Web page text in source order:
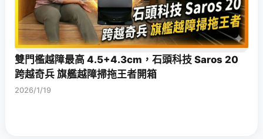
雙門檻越障最高 4.5+4.3cm，石頭科技 Saros 20
跨越奇兵 旗艦越障掃拖王者開箱
2026/1/19